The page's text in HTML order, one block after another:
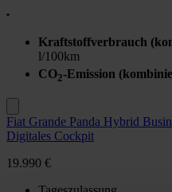
Kraftstoffverbrauch
l/100km
CO2-Emission
Fiat Grande Panda Hybrid
Digitales Cockpit
19.990 €